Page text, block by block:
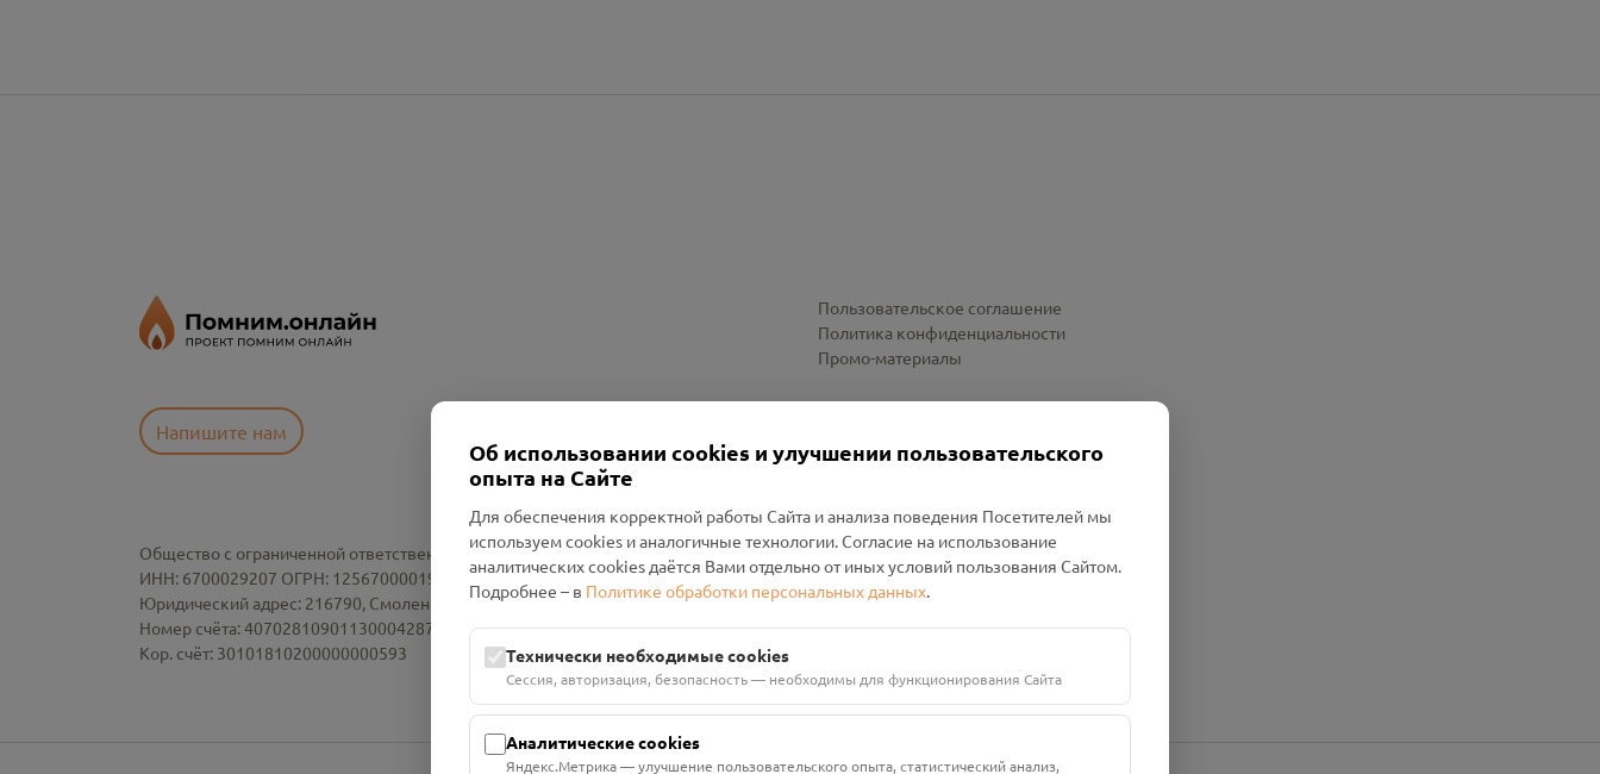
Напишите нам
Пользовательское соглашение
Политика конфиденциальности
Промо-материалы
Общество с ограниченной ответственностью «Смоленский Проект Помним»
ИНН: 6700029207 ОГРН: 1256700001986
Юридический адрес: 216790, Смоленская область, р-н Руднянский, г. Рудня, улица Западная, д. 26А, пом. 18
Номер счёта: 40702810901130004287 в АО "АЛЬФА-БАНК"
Кор. счёт: 30101810200000000593
Об использовании cookies и улучшении пользовательского
опыта на Сайте
Для обеспечения корректной работы Сайта и анализа поведения Посетителей мы
используем cookies и аналогичные технологии. Согласие на использование
аналитических cookies даётся Вами отдельно от иных условий пользования Сайтом.
Подробнее – в Политике обработки персональных данных.
Технически необходимые cookies
Сессия, авторизация, безопасность — необходимы для функционирования Сайта
Аналитические cookies
Яндекс.Метрика — улучшение пользовательского опыта, статистический анализ,